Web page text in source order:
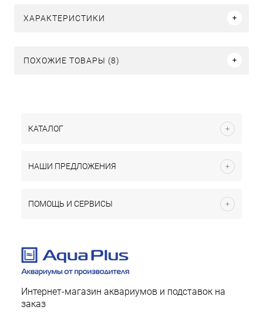
ХАРАКТЕРИСТИКИ
ПОХОЖИЕ ТОВАРЫ (8)
КАТАЛОГ
НАШИ ПРЕДЛОЖЕНИЯ
ПОМОЩЬ И СЕРВИСЫ
Интернет-магазин аквариумов и подставок на
заказ